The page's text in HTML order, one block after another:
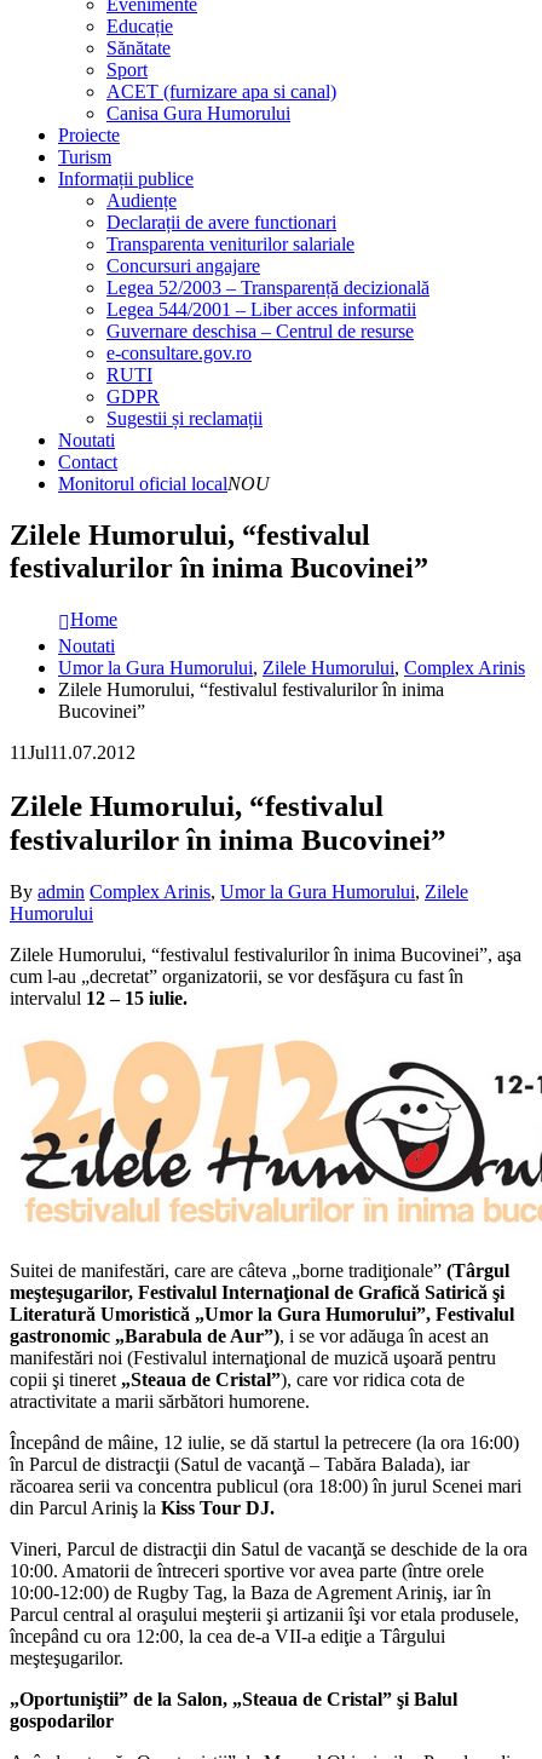
Evenimente
Educație
Sănătate
Sport
ACET (furnizare apa si canal)
Canisa Gura Humorului
Proiecte
Turism
Informații publice
Audiențe
Declarații de avere functionari
Transparenta veniturilor salariale
Concursuri angajare
Legea 52/2003 – Transparență decizională
Legea 544/2001 – Liber acces informatii
Guvernare deschisa – Centrul de resurse
e-consultare.gov.ro
RUTI
GDPR
Sugestii și reclamații
Noutati
Contact
Monitorul oficial localNOU
Zilele Humorului, “festivalul
festivalurilor în inima Bucovinei”
Home
Noutati
Umor la Gura Humorului, Zilele Humorului, Complex Arinis
Zilele Humorului, “festivalul festivalurilor în inima
Bucovinei”
11Jul11.07.2012
Zilele Humorului, “festivalul
festivalurilor în inima Bucovinei”
By admin Complex Arinis, Umor la Gura Humorului, Zilele
Humorului
Zilele Humorului, “festivalul festivalurilor în inima Bucovinei”, aşa
cum l-au „decretat” organizatorii, se vor desfăşura cu fast în
intervalul 12 – 15 iulie.
Suitei de manifestări, care are câteva „borne tradiţionale” (Târgul
meşteşugarilor, Festivalul Internaţional de Grafică Satirică şi
Literatură Umoristică „Umor la Gura Humorului”, Festivalul
gastronomic „Barabula de Aur”), i se vor adăuga în acest an
manifestări noi (Festivalul internaţional de muzică uşoară pentru
copii şi tineret „Steaua de Cristal”), care vor ridica cota de
atractivitate a marii sărbători humorene.
Începând de mâine, 12 iulie, se dă startul la petrecere (la ora 16:00)
în Parcul de distracţii (Satul de vacanţă – Tabăra Balada), iar
răcoarea serii va concentra publicul (ora 18:00) în jurul Scenei mari
din Parcul Ariniş la Kiss Tour DJ.
Vineri, Parcul de distracţii din Satul de vacanţă se deschide de la ora
10:00. Amatorii de întreceri sportive vor avea parte (între orele
10:00-12:00) de Rugby Tag, la Baza de Agrement Ariniş, iar în
Parcul central al oraşului meşterii şi artizanii îşi vor etala produsele,
începând cu ora 12:00, la cea de-a VII-a ediţie a Târgului
meşteşugarilor.
„Oportuniştii” de la Salon, „Steaua de Cristal” şi Balul
gospodarilor